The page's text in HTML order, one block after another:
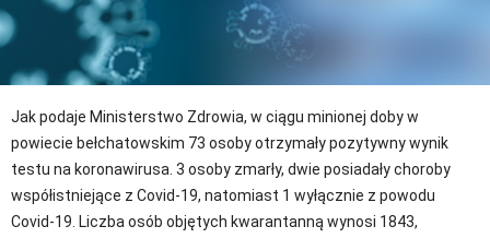
Jak podaje Ministerstwo Zdrowia, w ciągu minionej doby w
powiecie bełchatowskim 73 osoby otrzymały pozytywny wynik
testu na koronawirusa. 3 osoby zmarły, dwie posiadały choroby
współistniejące z Covid-19, natomiast 1 wyłącznie z powodu
Covid-19. Liczba osób objętych kwarantanną wynosi 1843,